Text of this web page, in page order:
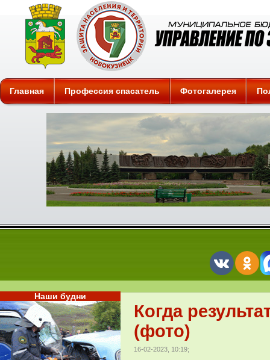
Защита
Главная Профессия спасатель Фотогалерея
Когда
(фото)
16-02-2023, 10:19;
Наши будни